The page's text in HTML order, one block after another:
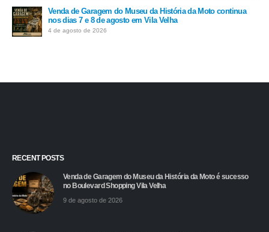
Venda de Garagem do Museu da História da Moto continua
nos dias 7 e 8 de agosto em Vila Velha
4 de agosto de 2026
RECENT POSTS
Venda de Garagem do Museu da História da Moto é sucesso
no Boulevard Shopping Vila Velha
9 de agosto de 2026